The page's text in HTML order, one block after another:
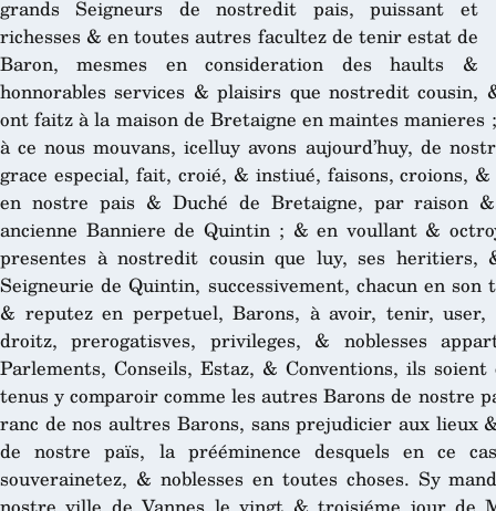
grands Seigneurs de nostredit pais, puissant et
richesses & en toutes autres facultez de tenir estat de
Baron, mesmes en consideration des haults &
honnorables services & plaisirs que nostredit cousin,
ont faitz à la maison de Bretaigne en maintes
à ce nous mouvans, icelluy avons aujourd’huy, de
grace especial, fait, croié, & instiué, faisons, croions,
en nostre pais & Duché de Bretaigne, par raison
ancienne Banniere de Quintin ; & en voullant &
presentes à nostredit cousin que luy, ses heritiers,
Seigneurie de Quintin, successivement, chacun en son
& reputez en perpetuel, Barons, à avoir, tenir,
droitz, prerogatisves, privileges, & noblesses
Parlements, Conseils, Estaz, & Conventions, ils
tenus y comparoir comme les autres Barons de nostre
ranc de nos aultres Barons, sans prejudicier aux lieux
de nostre païs, la prééminence desquels en ce
souverainetez, & noblesses en toutes choses. Sy